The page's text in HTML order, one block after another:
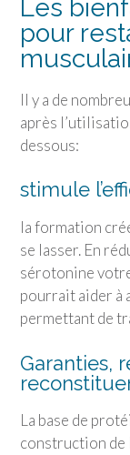
Les
pour
Il y a de
après
dessous:
stimule
la formation
se lasser. En
sérotonine
pourrait aider à
permettant de
Garanties,
La base de
construction de